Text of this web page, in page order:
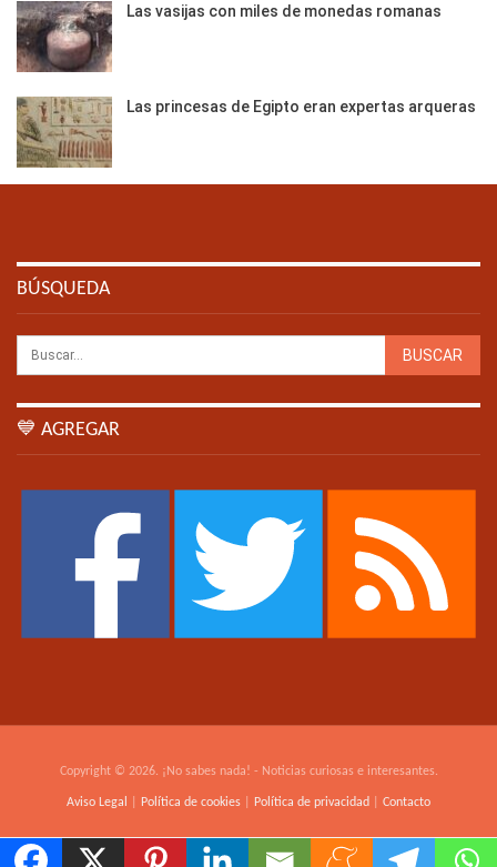
Las vasijas con miles de monedas romanas
Las princesas de Egipto eran expertas arqueras
BÚSQUEDA
💙 AGREGAR
Copyright © 2026. ¡No sabes nada! - Noticias curiosas e interesantes.
Aviso Legal Política de cookies Política de privacidad Contacto